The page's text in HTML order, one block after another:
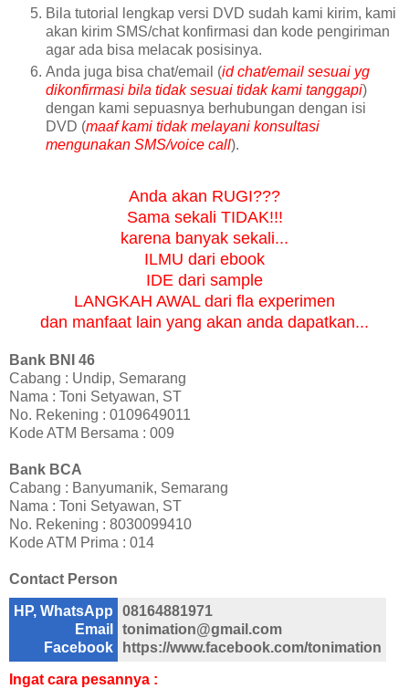
Bila tutorial lengkap versi DVD sudah kami kirim, kami
akan kirim SMS/chat konfirmasi dan kode pengiriman
agar ada bisa melacak posisinya.
Anda juga bisa chat/email (id chat/email sesuai yg
dikonfirmasi bila tidak sesuai tidak kami tanggapi)
dengan kami sepuasnya berhubungan dengan isi
DVD (maaf kami tidak melayani konsultasi
mengunakan SMS/voice call).
Anda akan RUGI???
Sama sekali TIDAK!!!
karena banyak sekali...
ILMU dari ebook
IDE dari sample
LANGKAH AWAL dari fla experimen
dan manfaat lain yang akan anda dapatkan...
Bank BNI 46
Cabang : Undip, Semarang
Nama : Toni Setyawan, ST
No. Rekening : 0109649011
Kode ATM Bersama : 009
Bank BCA
Cabang : Banyumanik, Semarang
Nama : Toni Setyawan, ST
No. Rekening : 8030099410
Kode ATM Prima : 014
Contact Person
HP, WhatsApp
Email
Facebook
08164881971
tonimation@gmail.com
https://www.facebook.com/tonimation
Ingat cara pesannya :